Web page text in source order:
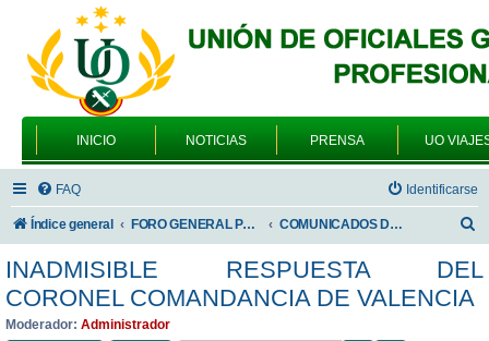
INICIO NOTICIAS PRENSA UO
FAQ Identificarse
Índice general FORO GENERAL PARA TODOS LOS USUARIOS COMUNICADOS DE LA UNIÓN DE OFICIALES
s
INADMISIBLE RESPUESTA DEL
CORONEL COMANDANCIA DE VALENCIA
Moderador: Administrador